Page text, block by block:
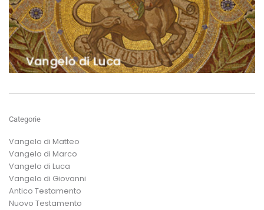
Categorie
Vangelo di Matteo
Vangelo di Marco
Vangelo di Luca
Vangelo di Giovanni
Antico Testamento
Nuovo Testamento